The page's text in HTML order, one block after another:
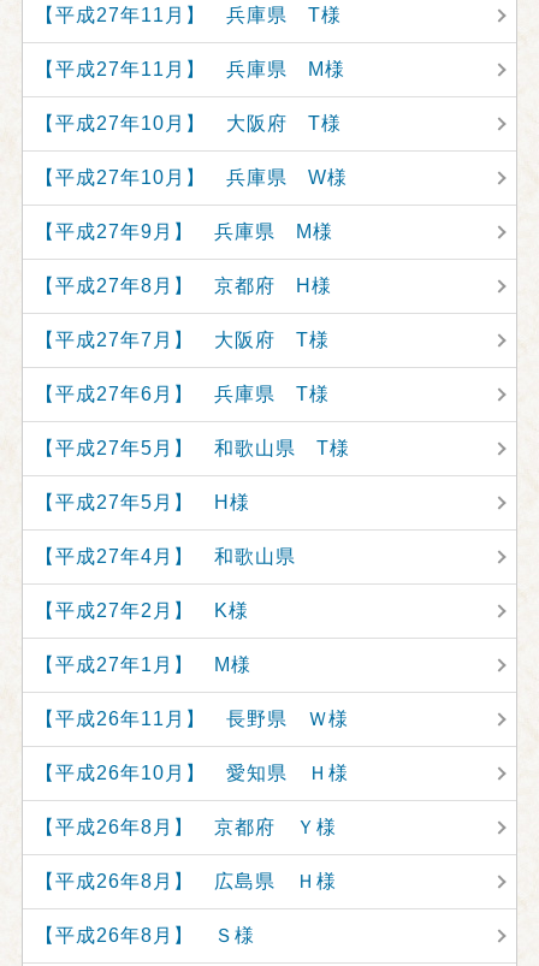
【平成27年11月】 兵庫県 T様
【平成27年11月】 兵庫県 M様
【平成27年10月】 大阪府 T様
【平成27年10月】 兵庫県 W様
【平成27年9月】 兵庫県 M様
【平成27年8月】 京都府 H様
【平成27年7月】 大阪府 T様
【平成27年6月】 兵庫県 T様
【平成27年5月】 和歌山県 T様
【平成27年5月】 H様
【平成27年4月】 和歌山県
【平成27年2月】 K様
【平成27年1月】 M様
【平成26年11月】 長野県 Ｗ様
【平成26年10月】 愛知県 Ｈ様
【平成26年8月】 京都府 Ｙ様
【平成26年8月】 広島県 Ｈ様
【平成26年8月】 Ｓ様